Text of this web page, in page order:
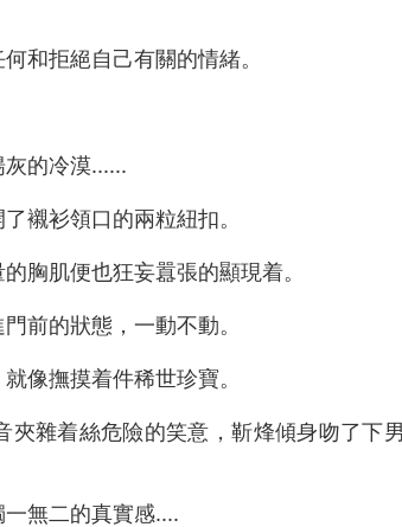
拒絕自己有關的情緒。
的冷漠......
衫領口的兩粒紐扣。
肌便也狂妄囂張的顯現着。
的狀態，一動不動。
撫摸着件稀世珍寶。
着絲危險的笑意，靳烽傾身吻了下
無二的真實感....